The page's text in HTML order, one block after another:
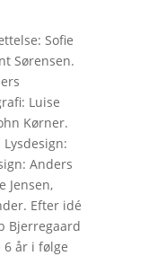
Sofie
Sørensen.
Luise
Kørner.
Anders
Jensen,
Efter idé
Bjerregaard
6 år i følge